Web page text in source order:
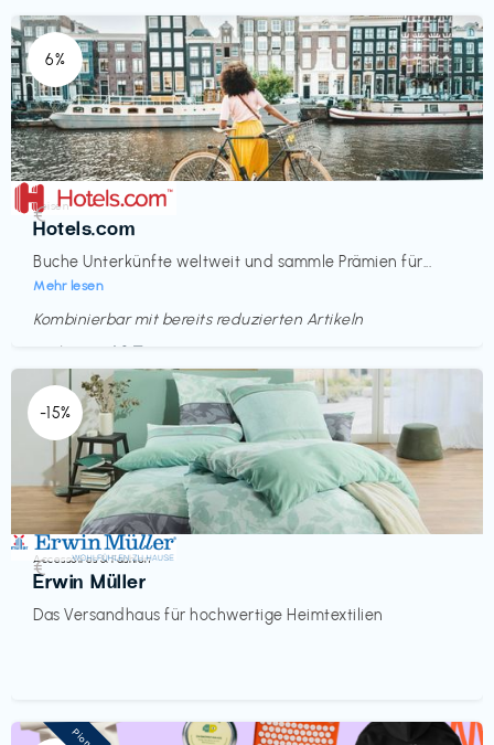
6%
Reisen
Hotels.com
Buche Unterkünfte weltweit und sammle Prämien für...
Mehr lesen
€‎
Kombinierbar mit bereits reduzierten Artikeln
Endet in
<60 Tagen
-15%
Accessoires & Fashion
Erwin Müller
Das Versandhaus für hochwertige Heimtextilien
€‎